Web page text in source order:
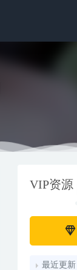
VIP资源
最近更新